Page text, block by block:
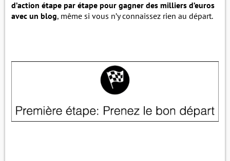
d’action étape par étape pour gagner des milliers d’euros
avec un blog, même si vous n’y connaissez rien au départ.